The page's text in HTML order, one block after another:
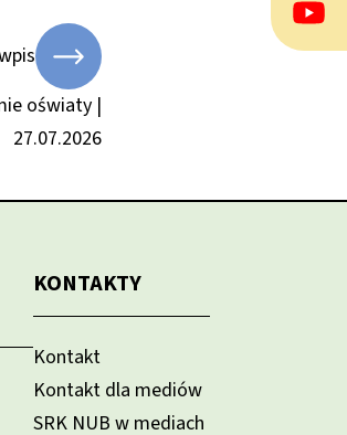
oświaty |
27.07.2026
KONTAKTY
Kontakt
Kontakt dla mediów
SRK NUB w mediach